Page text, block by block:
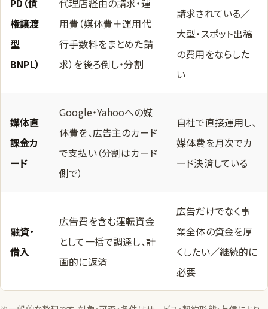
PD（債
権譲渡
型
BNPL）
代理店経由の請求・運
用費（媒体費＋運用代
行手数料をまとめた請
求）を後ろ倒し・分割
請求されている／
大型・スポット出稿
の費用をならした
い
媒体直
課金カ
ード
Google・Yahooへの媒
体費を、広告主のカード
で支払い（分割はカード
側で）
自社で直接運用し、
媒体費を月次でカ
ード決済している
融資・
借入
広告費を含む運転資金
として一括で調達し、計
画的に返済
広告だけでなく事
業全体の資金を厚
くしたい／継続的に
必要